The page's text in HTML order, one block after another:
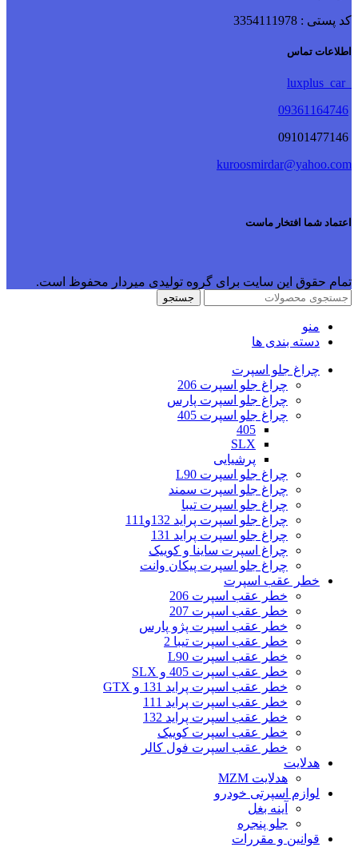
کد پستی : 3354111978
اطلاعات تماس
09361164746
kuroosmirdar@yahoo.com
اعتماد شما افتخار ماست
تمام حقوق این سایت برای گروه تولیدی میردار محفوظ است.
جستجو
منو
دسته بندی ها
چراغ جلو اسپرت
چراغ جلو اسپرت 206
چراغ جلو اسپرت پارس
چراغ جلو اسپرت 405
405
SLX
پرشیایی
چراغ جلو اسپرت L90
چراغ جلو اسپرت سمند
چراغ جلو اسپرت تیبا
چراغ جلو اسپرت پراید 132و111
چراغ جلو اسپرت پراید 131
چراغ اسپرت ساینا و کوییک
چراغ جلو اسپرت پیکان وانت
خطر عقب اسپرت
خطر عقب اسپرت 206
خطر عقب اسپرت 207
خطر عقب اسپرت پژو پارس
خطر عقب اسپرت تیبا 2
خطر عقب اسپرت L90
خطر عقب اسپرت 405 و SLX
خطر عقب اسپرت پراید 131 و GTX
خطر عقب اسپرت پراید 111
خطر عقب اسپرت پراید 132
خطر عقب اسپرت کوییک
خطر عقب اسپرت فول کالر
هدلایت
هدلایت MZM
لوازم اسپرتی خودرو
آینه بغل
جلو پنجره
قوانین و مقررات